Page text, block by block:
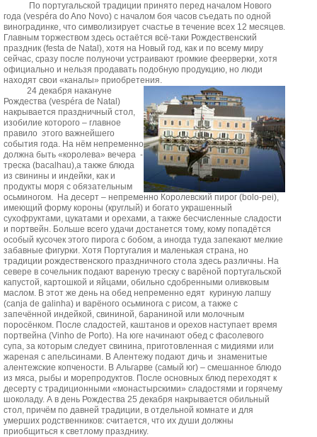
По португальской традиции принято перед началом Нового
года (vespéra do Ano Novo) с началом боя часов съедать по одной
виноградинке, что символизирует счастье в течение всех 12 месяцев.
Главным торжеством здесь остаётся всё-таки Рождественский
праздник (festa de Natal), хотя на Новый год, как и по всему миру
сейчас, сразу после полуночи устраивают громкие феерверки, хотя
официально и нельзя продавать подобную продукцию, но люди
находят свои «каналы» приобретения.
24 декабря накануне
Рождества (vespéra de Natal)
накрывается праздничный стол,
изобилие которого – главное
правило этого важнейшего
события года. На нём непременно
должна быть «королева» вечера -
треска (bacalhau),а также блюда
из свинины и индейки, как и
продукты моря с обязательным
осьминогом. На десерт – непременно Королевский пирог (bolo-pei),
имеющий форму короны (круглый) и богато украшенный
сухофруктами, цукатами и орехами, а также бесчисленные сладости
и портвейн. Больше всего удачи достанется тому, кому попадётся
особый кусочек этого пирога с бобом, а иногда туда запекают мелкие
забавные фигурки. Хотя Португалия и маленькая страна, но
традиции рождественского праздничного стола здесь различны. На
севере в сочельник подают вареную треску с варёной португальской
капустой, картошкой и яйцами, обильно сдобренными оливковым
маслом. В этот же день на обед непременно едят куриную лапшу
(canja de galinha) и варёного осьминога с рисом, а также с
запечённой индейкой, свининой, бараниной или молочным
поросёнком. После сладостей, каштанов и орехов наступает время
портвейна (Vinho de Porto). На юге начинают обед с фасолевого
супа, за которым следует свинина, приготовленная с мидиями или
жареная с апельсинами. В Алентежу подают дичь и знаменитые
алентежские копчености. В Альгарве (самый юг) – смешанное блюдо
из мяса, рыбы и морепродуктов. После основных блюд переходят к
десерту с традиционными «монастырскими» сладостями и горячему
шоколаду. А в день Рождества 25 декабря накрывается обильный
стол, причём по давней традиции, в отдельной комнате и для
умерших родственников: считается, что их души должны
приобщиться к светлому празднику.